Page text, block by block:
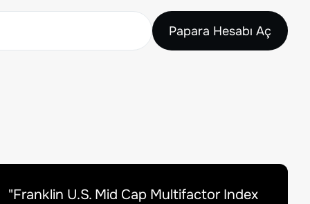
Papara Hesabı Aç
"Franklin U.S. Mid Cap Multifactor Index